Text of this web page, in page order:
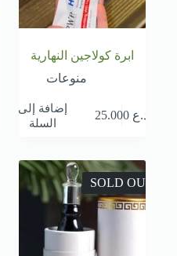
ابرة كولاجين النهارية
منوعات
د.ع 25.000
إضافة إلى
السلة
SOLD OUT